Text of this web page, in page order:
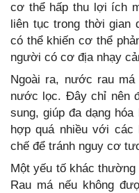
cơ thể hấp thu lợi ích
liên tục trong thời gian
có thể khiến cơ thể
người có cơ địa nhạy
Ngoài ra, nước rau má
nước lọc. Đây chỉ nên
sung, giúp đa dạng
hợp quá nhiều với các
chế để tránh nguy cơ
Một yếu tố khác thường
Rau má nếu không